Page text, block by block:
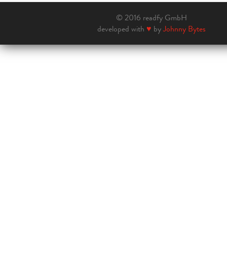
© 2016 readfy GmbH
developed with ♥ byJohnny Bytes